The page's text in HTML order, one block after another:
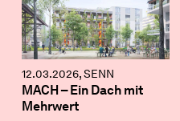
12.03.2026, SENN
MACH – Ein Dach mit
Mehrwert